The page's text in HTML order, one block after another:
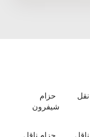
حزام
شيفرون